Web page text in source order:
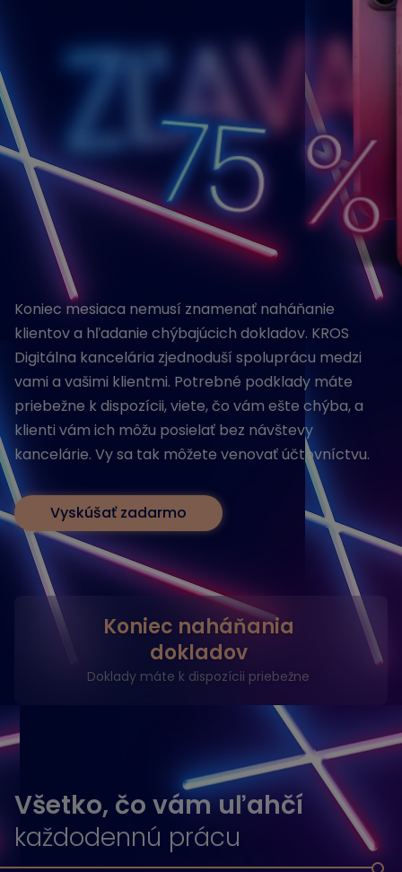
Koniec mesiaca nemusí znamenať naháňanie
klientov a hľadanie chýbajúcich dokladov. KROS
Digitálna kancelária zjednoduší spoluprácu medzi
vami a vašimi klientmi. Potrebné podklady máte
priebežne k dispozícii, viete, čo vám ešte chýba, a
klienti vám ich môžu posielať bez návštevy
kancelárie. Vy sa tak môžete venovať účtovníctvu.
Vyskúšať zadarmo
Koniec naháňania
dokladov
Doklady máte k dispozícii priebežne
Všetko, čo vám uľahčí
každodennú prácu